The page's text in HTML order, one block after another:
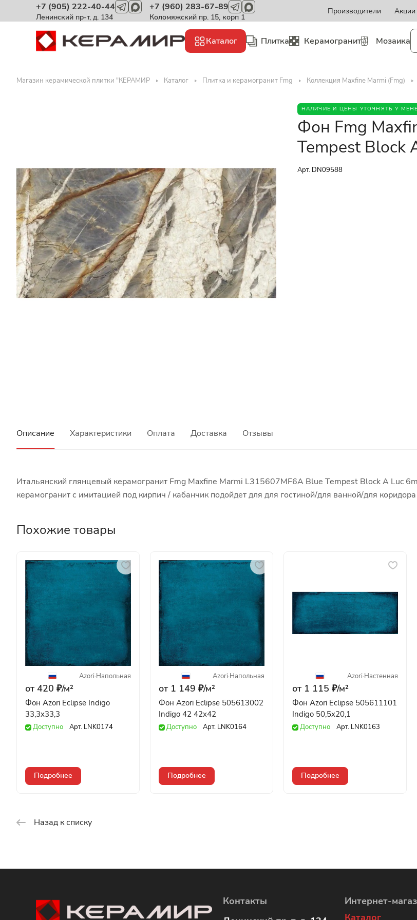
+7 (905) 222-40-44
Ленинский пр-т, д. 134
+7 (960) 283-67-89
Коломяжский пр. 15, корп 1
Производители Акции
Каталог Плитка Керамогранит Мозаика
Магазин керамической плитки "КЕРАМИР Каталог Плитка и керамогранит Fmg Коллекция Maxfine Marmi (Fmg)
НАЛИЧИЕ И ЦЕНЫ УТОЧНЯТЬ У
Фон Fmg
Tempest Block
Арт. DN09588
Описание Характеристики Оплата Доставка Отзывы
Итальянский глянцевый керамогранит Fmg Maxfine Marmi L315607MF6A Blue Tempest Block A Luc
керамогранит с имитацией под кирпич / кабанчик подойдет для для гостиной/для ванной/для
Похожие товары
Azori·Напольная
от 420 ₽/м²
Фон Azori Eclipse Indigo
33,3x33,3
Доступно Арт. LNK0174
Подробнее
Azori·Напольная
от 1 149 ₽/м²
Фон Azori Eclipse 505613002
Indigo 42 42x42
Доступно Арт. LNK0164
Подробнее
Azori·Настенная
от 1 115 ₽/м²
Фон Azori Eclipse 505611101
Indigo 50,5x20,1
Доступно Арт. LNK0163
Подробнее
Назад к списку
Контакты
Интернет-
Каталог